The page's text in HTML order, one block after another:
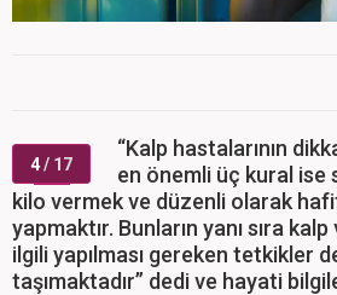
4/ 17
“Kalp hastalarının
en önemli üç kural ise
kilo vermek ve düzenli olarak
yapmaktır. Bunların yanı sıra
ilgili yapılması gereken tetkikler
taşımaktadır” dedi ve hayati